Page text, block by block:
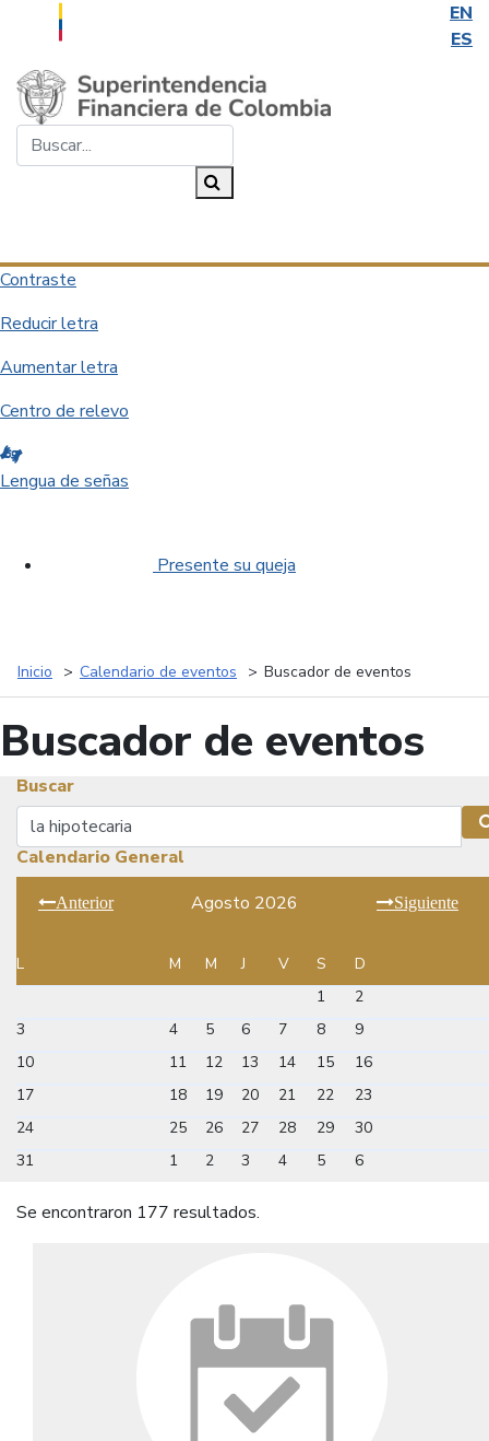
EN
ES
Saltar al contenido principal
Contraste
Reducir letra
Aumentar letra
Centro de relevo
Lengua de señas
Presente su queja
Inicio Calendario de eventos Buscador de eventos
Buscador de eventos
Buscar
Buscar
Calendario General
Anterior Agosto 2026 Siguiente
L M M J V S
D
1
2
3
4 5 6 7 8
9
10
11 12 13 14 15
16
17
18 19 20 21 22
23
24
25 26 27 28 29
30
31
1 2 3 4 5 6
Se encontraron 177 resultados.